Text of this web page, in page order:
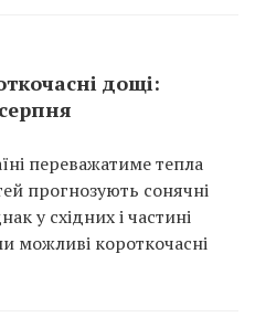
дощі:
переважатиме тепла
прогнозують сонячні
у східних і частині
можливі короткочасні